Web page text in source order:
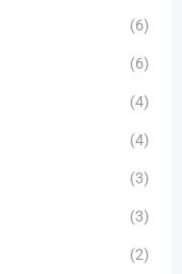
(6)
(6)
(4)
(4)
(3)
(3)
(2)